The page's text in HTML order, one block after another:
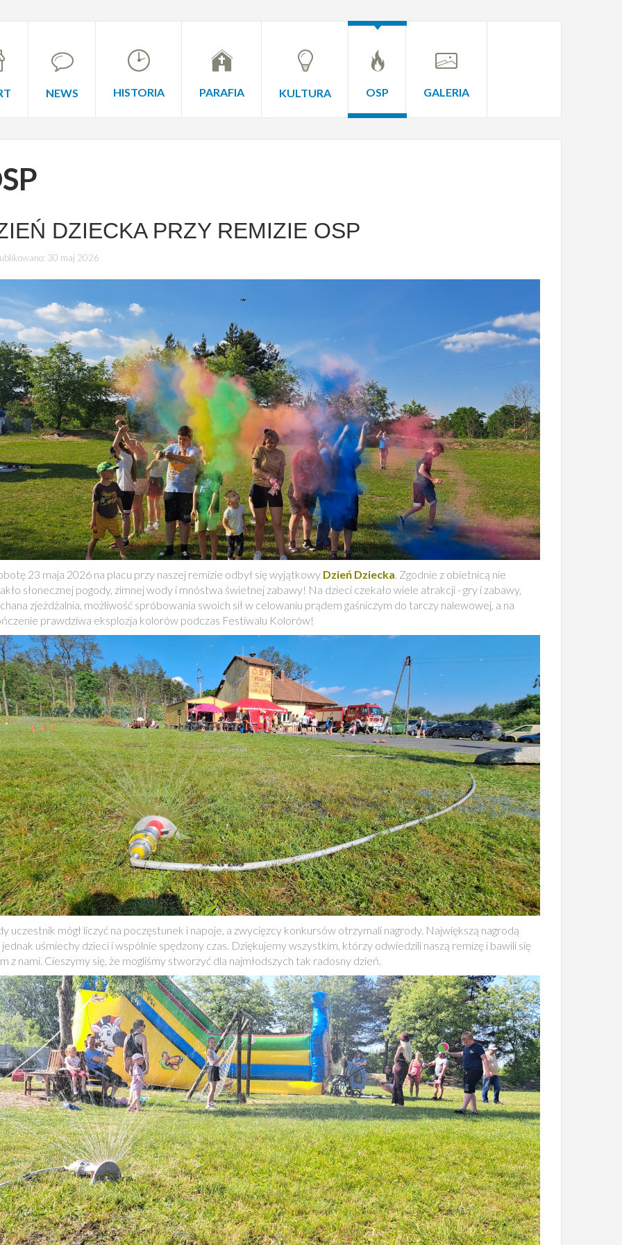
NEWS HISTORIA PARAFIA KULTURA OSP GALERIA
DZIECKA PRZY REMIZIE OSP
30 maj 2026
23 maja 2026 na placu przy naszej remizie odbył się wyjątkowy Dzień Dziecka. Zgodnie z obietnicą nie
słonecznej pogody, zimnej wody i mnóstwa świetnej zabawy! Na dzieci czekało wiele atrakcji - gry i zabawy,
zjeżdżalnia, możliwość spróbowania swoich sił w celowaniu prądem gaśniczym do tarczy nalewowej, a na
prawdziwa eksplozja kolorów podczas Festiwalu Kolorów!
uczestnik mógł liczyć na poczęstunek i napoje, a zwycięzcy konkursów otrzymali nagrody. Największą nagrodą
jednak uśmiechy dzieci i wspólnie spędzony czas. Dziękujemy wszystkim, którzy odwiedzili naszą remizę i bawili się
z nami. Cieszymy się, że mogliśmy stworzyć dla najmłodszych tak radosny dzień.